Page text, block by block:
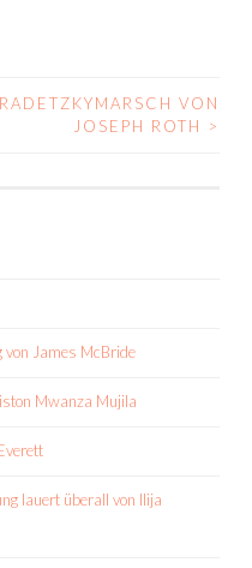
RADETZKYMARSCH VON
JOSEPH ROTH
>
von James McBride
Mwanza Mujila
lauert überall von Ilija